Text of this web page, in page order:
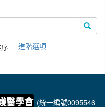
進階選項
醫學會 (統一編號0095546